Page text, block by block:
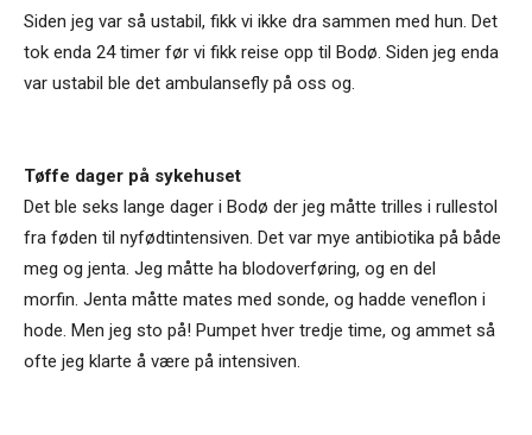
Siden jeg var så ustabil, fikk vi ikke dra sammen med hun. Det
tok enda 24 timer før vi fikk reise opp til Bodø. Siden jeg enda
var ustabil ble det ambulansefly på oss og.
Tøffe dager på sykehuset
Det ble seks lange dager i Bodø der jeg måtte trilles i rullestol
fra føden til nyfødtintensiven. Det var mye antibiotika på både
meg og jenta. Jeg måtte ha blodoverføring, og en del
morfin. Jenta måtte mates med sonde, og hadde veneflon i
hode. Men jeg sto på! Pumpet hver tredje time, og ammet så
ofte jeg klarte å være på intensiven.